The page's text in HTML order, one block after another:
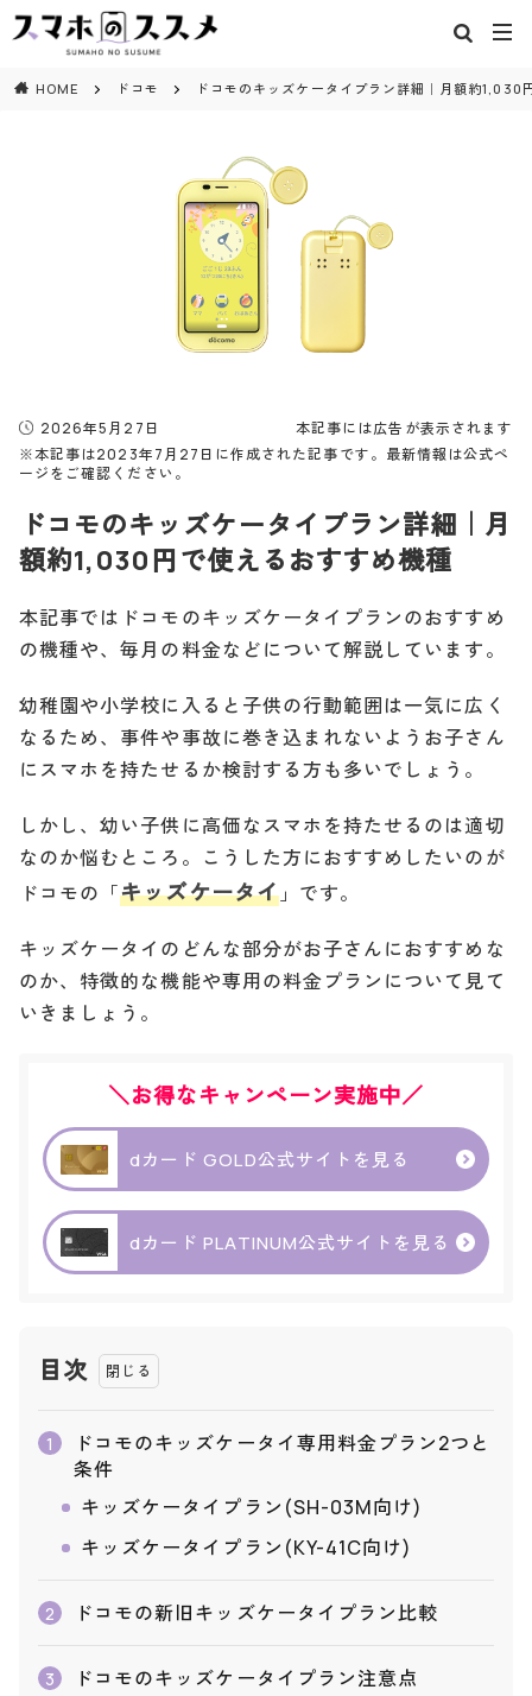
HOME ドコモ ドコモのキッズケータイプラン詳細｜月額約1,030
2026年5月27日
本記事には広告が表示されます
※本記事は2023年7月27日に作成された記事です。最新情報は公式ペ
ージをご確認ください。
ドコモのキッズケータイプラン詳細｜月
額約1,030円で使えるおすすめ機種
本記事ではドコモのキッズケータイプランのおすすめ
の機種や、毎月の料金などについて解説しています。
幼稚園や小学校に入ると子供の行動範囲は一気に広く
なるため、事件や事故に巻き込まれないようお子さん
にスマホを持たせるか検討する方も多いでしょう。
しかし、幼い子供に高価なスマホを持たせるのは適切
なのか悩むところ。こうした方におすすめしたいのが
ドコモの「キッズケータイ」です。
キッズケータイのどんな部分がお子さんにおすすめな
のか、特徴的な機能や専用の料金プランについて見て
いきましょう。
＼お得なキャンペーン実施中／
dカード GOLD公式サイトを見る
dカード PLATINUM公式サイトを見る
目次
1
ドコモのキッズケータイ専用料金プラン2つと
条件
キッズケータイプラン(SH-03M向け)
キッズケータイプラン(KY-41C向け)
2 ドコモの新旧キッズケータイプラン比較
3
ドコモのキッズケータイプラン注意点